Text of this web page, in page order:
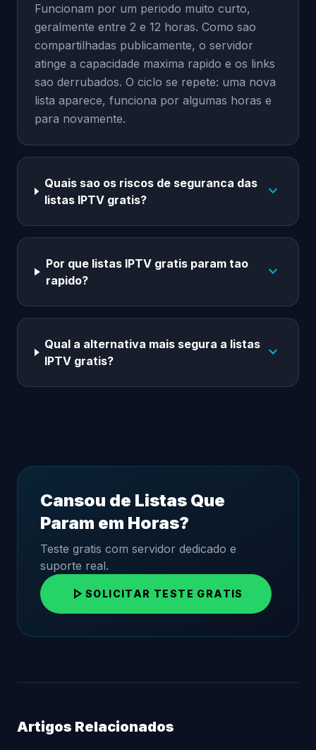
Funcionam por um periodo muito curto,
geralmente entre 2 e 12 horas. Como sao
compartilhadas publicamente, o servidor
atinge a capacidade maxima rapido e os links
sao derrubados. O ciclo se repete: uma nova
lista aparece, funciona por algumas horas e
para novamente.
Quais sao os riscos de seguranca das
listas IPTV gratis?
expand_more
Por que listas IPTV gratis param tao
rapido?
expand_more
Qual a alternativa mais segura a listas
IPTV gratis?
expand_more
Cansou de Listas Que
Param em Horas?
Teste gratis com servidor dedicado e
suporte real.
play_arrow SOLICITAR TESTE GRATIS
Artigos Relacionados